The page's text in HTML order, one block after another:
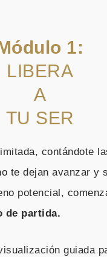
1:
LIBERA
A
TU SER
contándote
te dejan avanzar y
potencial,
de partida.
guiada